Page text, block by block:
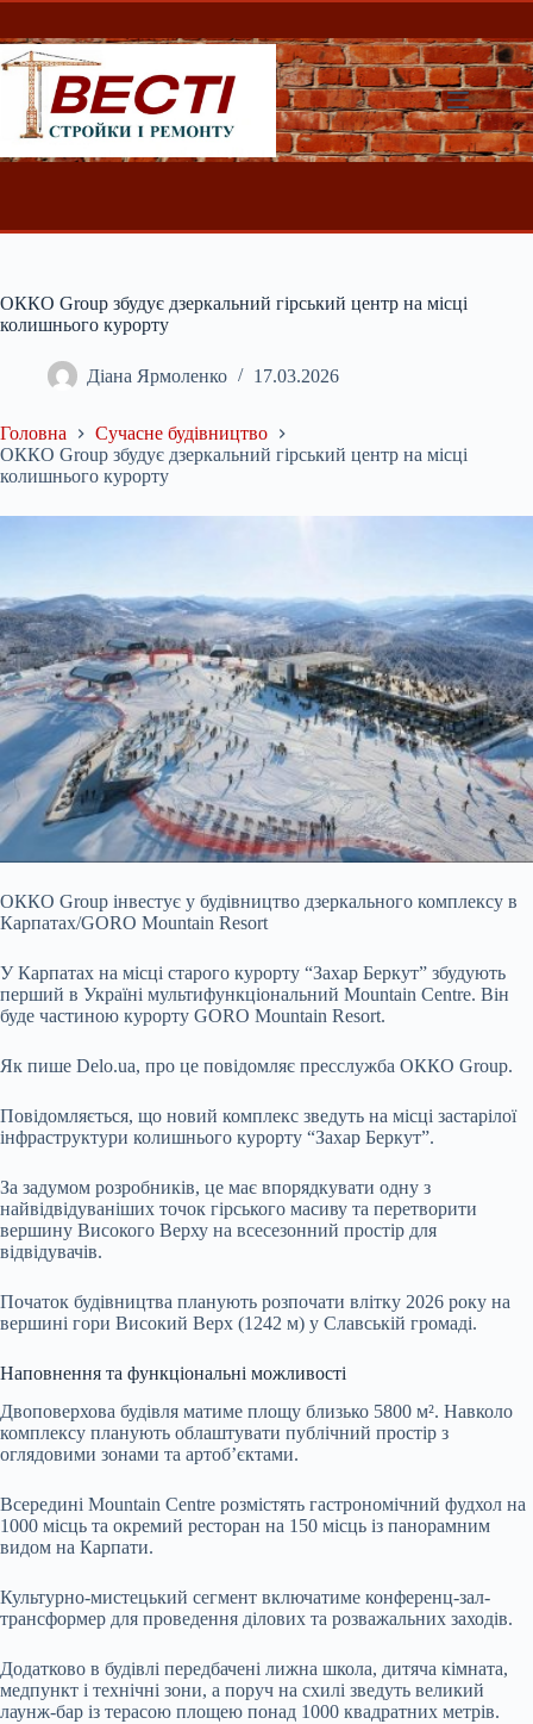
Перейти
вмісту
ОККО Group збудує дзеркальний гірський центр на місці
колишнього курорту
Діана Ярмоленко 17.03.2026
Головна
Сучасне будівництво
ОККО Group збудує дзеркальний гірський центр на місці
колишнього курорту
ОККО Group інвестує у будівництво дзеркального комплексу в
Карпатах/GORO Mountain Resort
У Карпатах на місці старого курорту “Захар Беркут” збудують
перший в Україні мультифункціональний Mountain Centre. Він
буде частиною курорту GORO Mountain Resort.
Як пише Delo.ua, про це повідомляє пресслужба ОККО Group.
Повідомляється, що новий комплекс зведуть на місці застарілої
інфраструктури колишнього курорту “Захар Беркут”.
За задумом розробників, це має впорядкувати одну з
найвідвідуваніших точок гірського масиву та перетворити
вершину Високого Верху на всесезонний простір для
відвідувачів.
Початок будівництва планують розпочати влітку 2026 року на
вершині гори Високий Верх (1242 м) у Славській громаді.
Наповнення та функціональні можливості
Двоповерхова будівля матиме площу близько 5800 м². Навколо
комплексу планують облаштувати публічний простір з
оглядовими зонами та артоб’єктами.
Всередині Mountain Centre розмістять гастрономічний фудхол на
1000 місць та окремий ресторан на 150 місць із панорамним
видом на Карпати.
Культурно-мистецький сегмент включатиме конференц-зал-
трансформер для проведення ділових та розважальних заходів.
Додатково в будівлі передбачені лижна школа, дитяча кімната,
медпункт і технічні зони, а поруч на схилі зведуть великий
лаунж-бар із терасою площею понад 1000 квадратних метрів.